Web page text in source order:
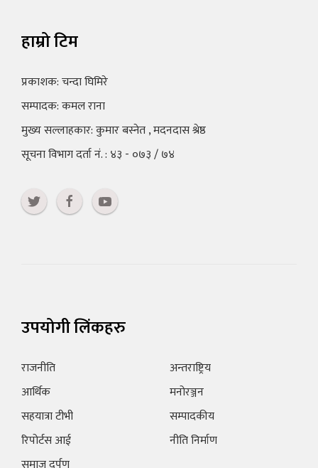
हाम्रो टिम
प्रकाशक: चन्दा घिमिरे
सम्पादक: कमल राना
मुख्य सल्लाहकार: कुमार बस्नेत , मदनदास श्रेष्ठ
सूचना विभाग दर्ता नं. : ४३ - ०७३ / ७४
उपयोगी लिंकहरु
राजनीति
आर्थिक
सहयात्रा टीभी
रिपोर्टस आई
अन्तराष्ट्रिय
मनोरञ्जन
सम्पादकीय
नीति निर्माण